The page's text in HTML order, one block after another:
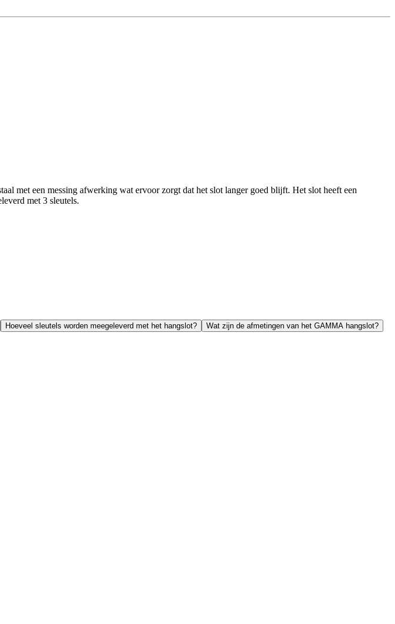
met een messing afwerking wat ervoor zorgt dat het slot langer goed blijft. Het slot heeft een
met 3 sleutels.
Hoeveel sleutels worden meegeleverd met het hangslot?
Wat zijn de afmetingen van het GAMMA hangslot?